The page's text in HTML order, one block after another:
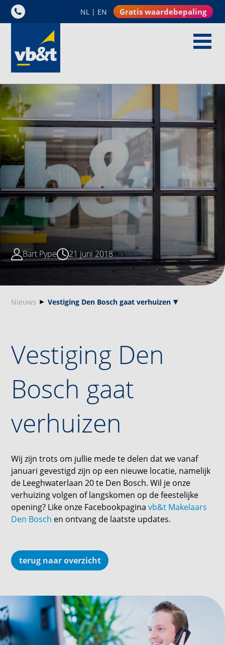
NL | EN Gratis waardebepaling
Bart Pype 21 juni 2018
Nieuws Vestiging Den Bosch gaat verhuizen
Vestiging Den
Bosch gaat
verhuizen
Wij zijn trots om jullie mede te delen dat we vanaf
januari gevestigd zijn op een nieuwe locatie, namelijk
de Leeghwaterlaan 20 te Den Bosch. Wil je onze
verhuizing volgen of langskomen op de feestelijke
opening? Like onze Facebookpaginavb&t Makelaars
Den Bosch ​ en ontvang de laatste updates.
terug naar overzicht